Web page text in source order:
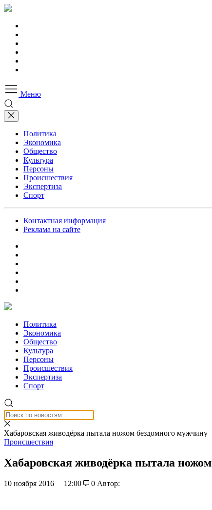
Меню
Политика
Экономика
Общество
Культура
Персоны
Происшествия
Экспертиза
Спорт
Контактная информация
Реклама на сайте
Политика
Экономика
Общество
Культура
Персоны
Происшествия
Экспертиза
Спорт
Хабаровская живодёрка пытала ножом бездомного мужчину
Происшествия
Хабаровская живодёрка пытала
10 ноября 2016 12:00 0 Автор: